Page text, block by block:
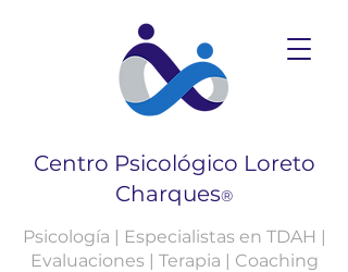
Centro Psicológico Loreto
Charques®
Psicología | Especialistas en TDAH |
Evaluaciones | Terapia | Coaching